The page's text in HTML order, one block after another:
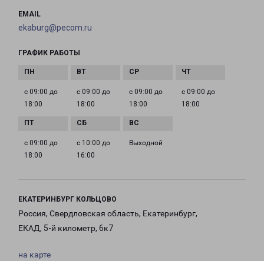
EMAIL
ekaburg@pecom.ru
ГРАФИК РАБОТЫ
с 09:00 до
18:00
с 09:00 до
18:00
с 09:00 до
18:00
с 09:00 до
18:00
с 09:00 до
18:00
с 10:00 до
16:00
Выходной
ЕКАТЕРИНБУРГ КОЛЬЦОВО
Россия, Свердловская область, Екатеринбург,
ЕКАД, 5-й километр, 6к7
на карте